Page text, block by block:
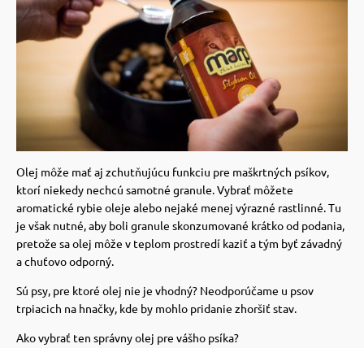
Olej môže mať aj zchutňujúcu funkciu pre maškrtných psíkov,
ktorí niekedy nechcú samotné granule.Vybrať môžete
aromatické rybie oleje alebo nejaké menej výrazné rastlinné.Tu
je však nutné, aby boli granule skonzumované krátko od podania,
pretože sa olej môže v teplom prostredí kaziť a tým byť závadný
a chuťovo odporný.
Sú psy, pre ktoré olej nie je vhodný? Neodporúčame u psov
trpiacich na hnačky, kde by mohlo pridanie zhoršiť stav.
Ako vybrať ten správny olej pre vášho psíka?